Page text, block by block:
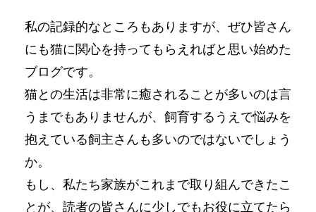
私の記録的なところもありますが、ぜひ皆さん
にも猫に関心を持ってもらえればと思い始めた
ブログです。
猫との生活は非常に癒されることが多いのは言
うまでもありませんが、飼育するうえで悩みを
抱えている飼主さんも多いのではないでしょう
か。
もし、私たち家族がこれまで取り組んできたこ
とが、読者の皆さんに少しでもお役に立てたら